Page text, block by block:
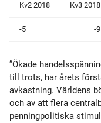
Kv2 2018 Kv3 2018
-5 -9
”Ökade
till trots, har årets
avkastning. Världens
och av att flera
penningpolitiska